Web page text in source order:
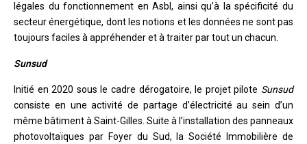
légales du fonctionnement en Asbl, ainsi qu’à la spécificité du
secteur énergétique, dont les notions et les données ne sont pas
toujours faciles à appréhender et à traiter par tout un chacun.
Sunsud
Initié en 2020 sous le cadre dérogatoire, le projet pilote Sunsud
consiste en une activité de partage d’électricité au sein d’un
même bâtiment à Saint-Gilles. Suite à l’installation des panneaux
photovoltaïques par Foyer du Sud, la Société Immobilière de